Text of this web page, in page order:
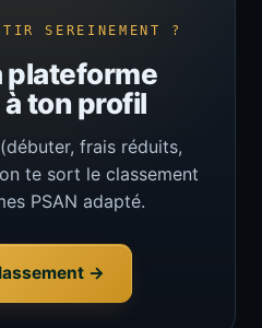
SEREINEMENT ?
plateforme
ton profil
frais réduits,
te sort le classement
PSAN adapté.
→